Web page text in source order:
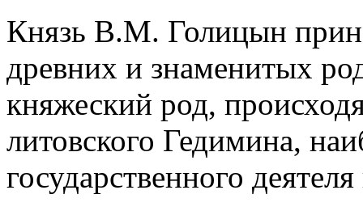
Князь В.М. Голицын
древних и знаменитых
княжеский род,
литовского Гедимина,
государственного